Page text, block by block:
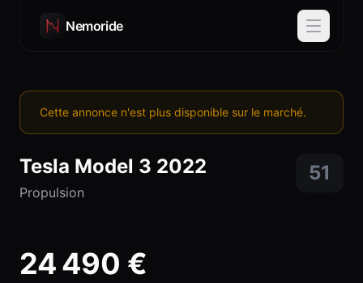
Nemoride
Cette annonce n'est plus disponible sur le marché.
Tesla Model 3 2022
Propulsion
51
24 490 €